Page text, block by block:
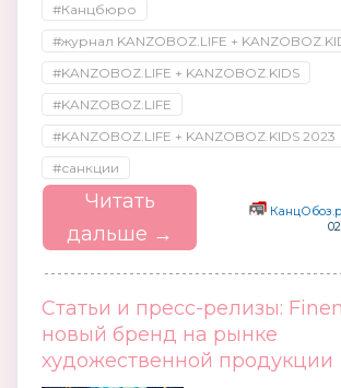
#Канцбюро
#журнал KANZOBOZ.LIFE +
#KANZOBOZ.LIFE + KANZOBOZ.KIDS
#KANZOBOZ.LIFE
#KANZOBOZ.LIFE + KANZOBOZ.KIDS 2023
#санкции
Читать
дальше →
Статьи и пресс-релизы:
новый бренд на рынке
художественной продукции